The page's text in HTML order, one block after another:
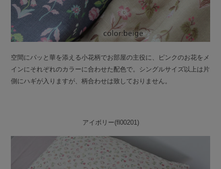
空間にパッと華を添える小花柄でお部屋の主役に、ピンクのお花をメ
インにそれぞれのカラーに合わせた配色で。シングルサイズ以上は片
側にハギが入りますが、柄合わせは致しておりません。
アイボリー(fl00201)